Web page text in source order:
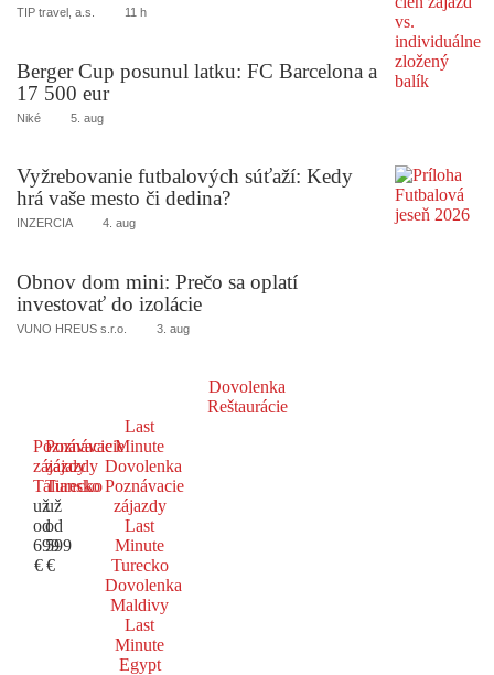
TIP travel, a.s. 11 h
Berger Cup posunul latku: FC Barcelona a
17 500 eur
Niké 5. aug
Vyžrebovanie futbalových súťaží: Kedy
hrá vaše mesto či dedina?
INZERCIA 4. aug
Obnov dom mini: Prečo sa oplatí
investovať do izolácie
VUNO HREUS s.r.o. 3. aug
Dovolenka
Reštaurácie
Poznávacie
zájazdy
Taliansko
už
od
699
€
Poznávacie
zájazdy
Turecko
už
od
599
€
Last
Minute
Dovolenka
Poznávacie
zájazdy
Last
Minute
Turecko
Dovolenka
Maldivy
Last
Minute
Egypt